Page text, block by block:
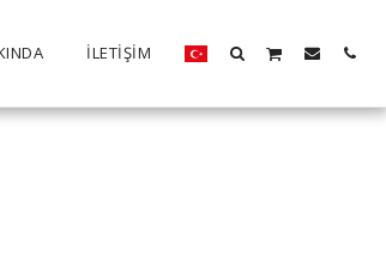
İLETIŞIM